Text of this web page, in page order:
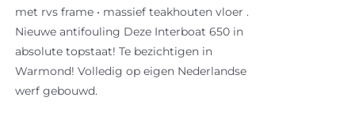
met rvs frame • massief teakhouten vloer .
Nieuwe antifouling Deze Interboat 650 in
absolute topstaat! Te bezichtigen in
Warmond! Volledig op eigen Nederlandse
werf gebouwd.